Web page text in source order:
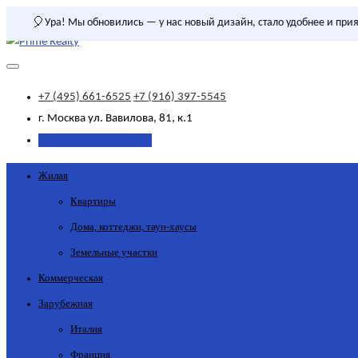
🎈 Ура! Мы обновились — у нас новый дизайн, стало удобнее и
+7 (495) 661-6525 +7 (916) 397-5545
г. Москва ул. Вавилова, 81, к.1
Жилая
Квартиры
Дома, коттеджи, таун-хаусы
Земельные участки
Коммерческая
Зарубежная
Италия
Франция